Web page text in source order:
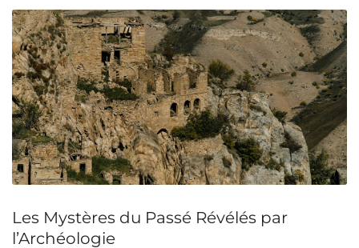
Les Mystères du Passé Révélés par
l’Archéologie